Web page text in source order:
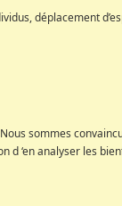
déplacement
sommes
d ‘en analyser les